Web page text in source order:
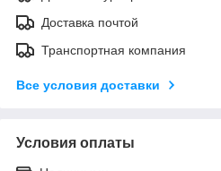
Доставка почтой
Транспортная компания
Все условия доставки
Условия оплаты